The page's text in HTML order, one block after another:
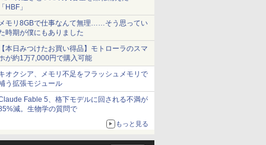
HBF」
モリ8GBで仕事なんて無理……そう思ってい
時期が僕にもありました
本日みつけたお買い得品】モトローラのスマ
が約1万7,000円で購入可能
オクシア、メモリ不足をフラッシュメモリで
う拡張モジュール
Fable 5、格下モデルに回される不満が
減。生物学の質問で
もっと見る